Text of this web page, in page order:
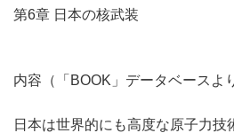
第6章 日本の核武装
内容（「BOOK」データベースよ
日本は世界的にも高度な原子力技